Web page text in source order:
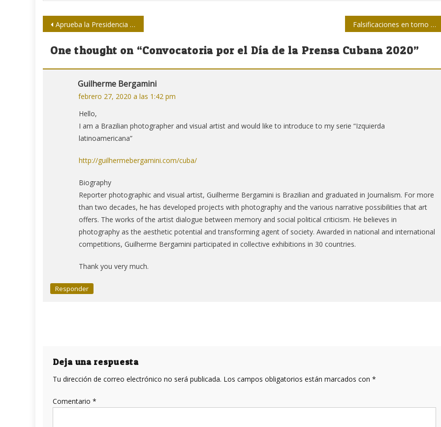
Navegación
de
Aprueba la Presidencia de la UPEC programa por la Jornada de la Prensa 2020 Falsificaciones en torno a José Martí
One thought on “Convocatoria por el Día de la Prensa Cubana 2020”
Guilherme Bergamini
febrero 27, 2020 a las 1:42 pm
Hello,
I am a Brazilian photographer and visual artist and would like to introduce to my serie “Izquierda
latinoamericana”
http://guilhermebergamini.com/cuba/
Biography
Reporter photographic and visual artist, Guilherme Bergamini is Brazilian and graduated in Journalism. For more
than two decades, he has developed projects with photography and the various narrative possibilities that art
offers. The works of the artist dialogue between memory and social political criticism. He believes in
photography as the aesthetic potential and transforming agent of society. Awarded in national and international
competitions, Guilherme Bergamini participated in collective exhibitions in 30 countries.
Thank you very much.
Responder
Deja una respuesta
Tu dirección de correo electrónico no será publicada. Los campos obligatorios están marcados con *
Comentario *